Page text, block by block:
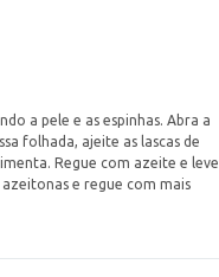
a pele e as espinhas. Abra a
folhada, ajeite as lascas de
Regue com azeite e leve
e regue com mais